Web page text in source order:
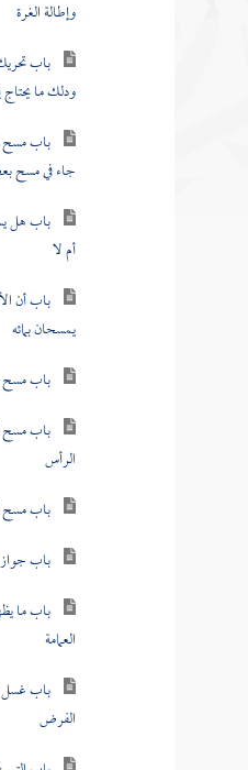
ودلك ما
باب
جاء في مسح
باب
أم لا
يمسحان بمائه
باب
الرأس
باب
باب ما
العمامة
الفرض